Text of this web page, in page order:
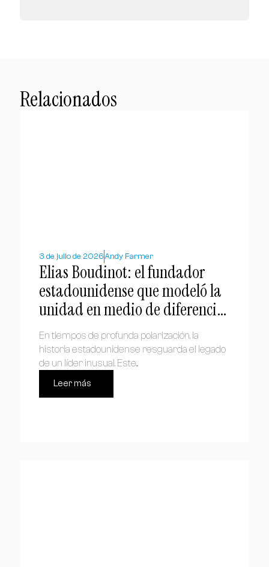
Relacionados
3 de julio de 2026Andy Farmer
Elias Boudinot: el fundador
estadounidense que modeló la
unidad en medio de diferencias
doctrinales
En tiempos de profunda polarización, la
historia estadounidense resguarda el legado
de un líder inusual. Este...
Leer más